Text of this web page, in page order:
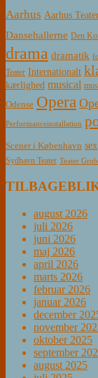
Aarhus Aarhus
Dansehallerne Den
drama dramatik
Teater Internationalt
kærlighed musical
Odense Opera
Performanceinstallation
Scener i København sex
Sydhavn Teater Teater Grob
august 2026
juli 2026
juni 2026
maj 2026
april 2026
marts 2026
februar 2026
januar 2026
december
november
oktober 2025
september
august 2025